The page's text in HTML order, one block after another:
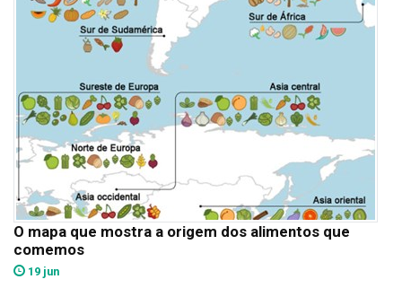
O mapa que mostra a origem dos alimentos que
comemos
19 jun